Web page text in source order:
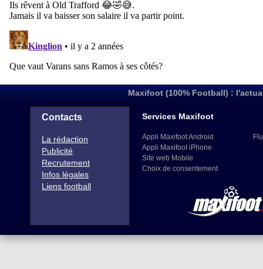
Maxifoot (100% Football) :
Contacts
La rédaction
Publicité
Recrutement
Infos légales
Liens football
Services Maxifoot
Appli Maxifoot Android
Appli Maxifoot iPhone
Site web Mobile
Choix de consentement